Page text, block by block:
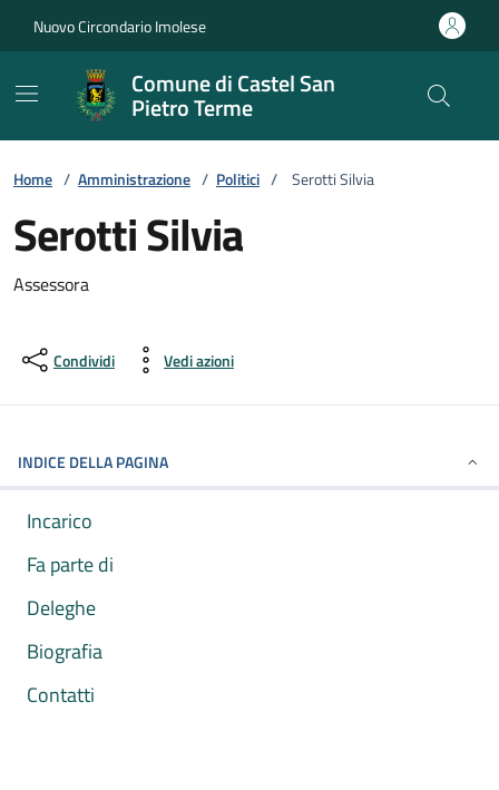
Nuovo Circondario Imolese
Comune di Castel San
Pietro Terme
Home / Amministrazione / Politici / Serotti Silvia
Serotti Silvia
Assessora
Condividi Vedi azioni
INDICE DELLA PAGINA
Incarico
Fa parte di
Deleghe
Biografia
Contatti